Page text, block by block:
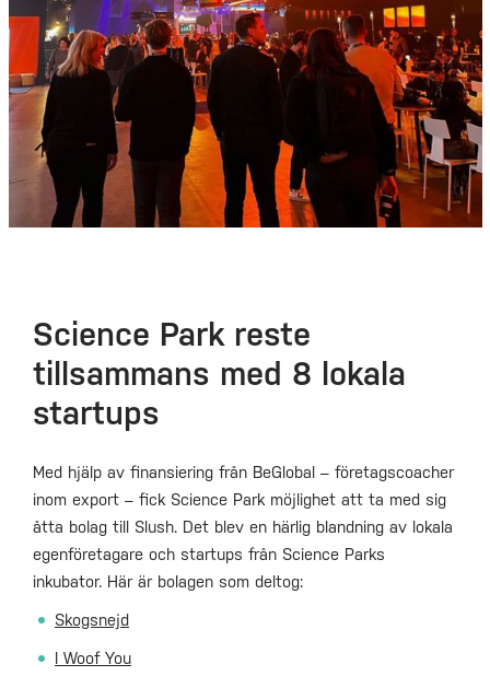
Science Park reste
tillsammans med 8 lokala
startups
Med hjälp av finansiering från BeGlobal – företagscoacher
inom export – fick Science Park möjlighet att ta med sig
åtta bolag till Slush. Det blev en härlig blandning av lokala
egenföretagare och startups från Science Parks
inkubator. Här är bolagen som deltog:
Skogsnejd
I Woof You